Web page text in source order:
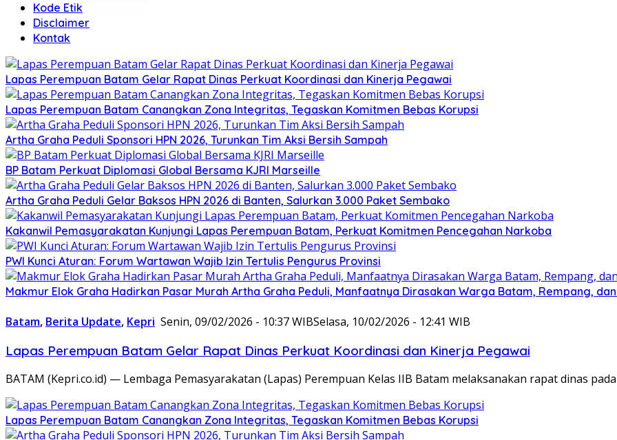
Kode Etik
Disclaimer
Kontak
Lapas Perempuan Batam Gelar Rapat Dinas Perkuat Koordinasi dan Kinerja Pegawai
Lapas Perempuan Batam Canangkan Zona Integritas, Tegaskan Komitmen Bebas Korupsi
Artha Graha Peduli Sponsori HPN 2026, Turunkan Tim Aksi Bersih Sampah
BP Batam Perkuat Diplomasi Global Bersama KJRI Marseille
Artha Graha Peduli Gelar Baksos HPN 2026 di Banten, Salurkan 3.000 Paket Sembako
Kakanwil Pemasyarakatan Kunjungi Lapas Perempuan Batam, Perkuat Komitmen Pencegahan Narkoba
PWI Kunci Aturan: Forum Wartawan Wajib Izin Tertulis Pengurus Provinsi
Makmur Elok Graha Hadirkan Pasar Murah Artha Graha Peduli, Manfaatnya Dirasakan Warga Batam, Rempang,
Batam, Berita Update, Kepri Senin, 09/02/2026 - 10:37 WIBSelasa, 10/02/2026 - 12:41 WIB
Lapas Perempuan Batam Gelar Rapat Dinas Perkuat Koordinasi dan Kinerja Pegawai
BATAM (Kepri.co.id) — Lembaga Pemasyarakatan (Lapas) Perempuan Kelas IIB Batam melaksanakan rapat dinas
Lapas Perempuan Batam Canangkan Zona Integritas, Tegaskan Komitmen Bebas Korupsi